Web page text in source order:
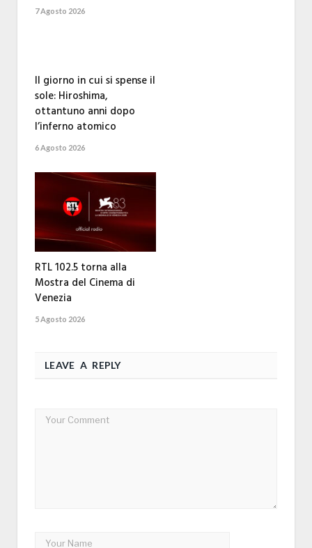
7 Agosto 2026
Il giorno in cui si spense il
sole: Hiroshima,
ottantuno anni dopo
l’inferno atomico
6 Agosto 2026
RTL 102.5 torna alla
Mostra del Cinema di
Venezia
5 Agosto 2026
LEAVE A REPLY